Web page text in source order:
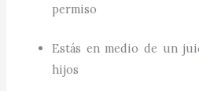
permiso
Estás en medio de un
hijos